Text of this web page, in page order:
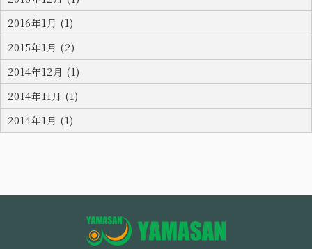
2016年1月 (1)
2015年1月 (2)
2014年12月 (1)
2014年11月 (1)
2014年1月 (1)
安全への取組み
派遣ご登録をお考えのかたはこちら